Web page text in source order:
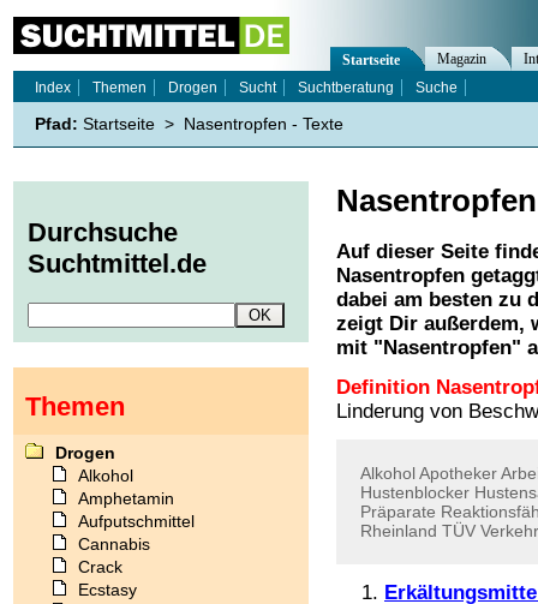
Nasentropfen
Auf dieser Seite
Nasentropfen
dabei am besten zu
zeigt Dir außerdem,
mit " Nasentropfen"
Definition
Linderung von
AlkoholApotheker
Hustenblocker
Präparate
Rheinland TÜV
Startseite Magazin
Index
Themen Drogen Sucht Suchtberatung Suche
Pfad: Startseite > Nasentropfen - Texte
Durchsuche
Suchtmittel.de
Themen
Drogen
Alkohol
Amphetamin
Aufputschmittel
Cannabis
Crack
Ecstasy